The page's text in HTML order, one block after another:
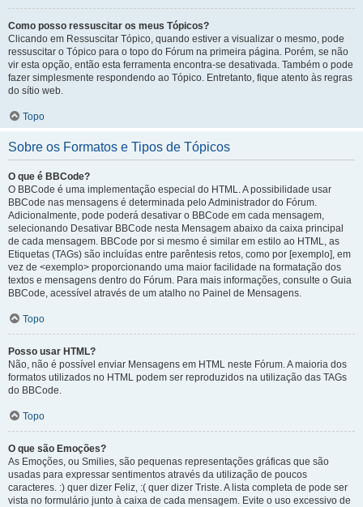
Como posso ressuscitar os meus Tópicos?
Clicando em Ressuscitar Tópico, quando estiver a visualizar o mesmo, pode
ressuscitar o Tópico para o topo do Fórum na primeira página. Porém, se não
vir esta opção, então esta ferramenta encontra-se desativada. Também o pode
fazer simplesmente respondendo ao Tópico. Entretanto, fique atento às regras
do sítio web.
Topo
Sobre os Formatos e Tipos de Tópicos
O que é BBCode?
O BBCode é uma implementação especial do HTML. A possibilidade usar
BBCode nas mensagens é determinada pelo Administrador do Fórum.
Adicionalmente, pode poderá desativar o BBCode em cada mensagem,
selecionando Desativar BBCode nesta Mensagem abaixo da caixa principal
de cada mensagem. BBCode por si mesmo é similar em estilo ao HTML, as
Etiquetas (TAGs) são incluídas entre parêntesis retos, como por [exemplo], em
vez de <exemplo> proporcionando uma maior facilidade na formatação dos
textos e mensagens dentro do Fórum. Para mais informações, consulte o Guia
BBCode, acessível através de um atalho no Painel de Mensagens.
Topo
Posso usar HTML?
Não, não é possível enviar Mensagens em HTML neste Fórum. A maioria dos
formatos utilizados no HTML podem ser reproduzidos na utilização das TAGs
do BBCode.
Topo
O que são Emoções?
As Emoções, ou Smilies, são pequenas representações gráficas que são
usadas para expressar sentimentos através da utilização de poucos
caracteres. :) quer dizer Feliz, :( quer dizer Triste. A lista completa de pode ser
vista no formulário junto à caixa de cada mensagem. Evite o uso excessivo de